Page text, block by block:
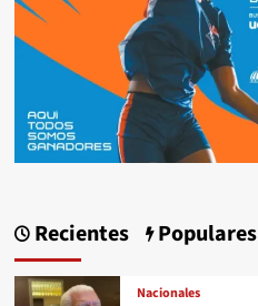
Recientes Populares
Nacionales